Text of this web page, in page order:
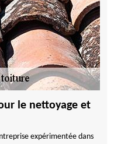
le nettoyage et
expérimentée dans